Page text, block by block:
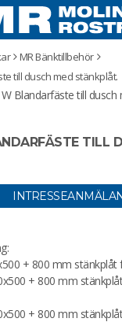
MR Bänktillbehör
till dusch med stänkplåt.
TILL
+ 800 mm
+ 800 mm
+ 800 mm